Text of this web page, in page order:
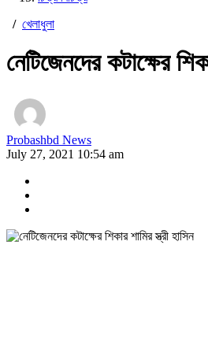
/ খেলাধুলা
নেটিজেনদের কটাক্ষের
Probashbd News
July 27, 2021 10:54 am